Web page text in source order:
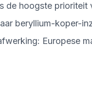
hoogste
beryllium-koper-
Europese